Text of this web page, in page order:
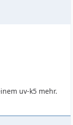
uv-k5 mehr.